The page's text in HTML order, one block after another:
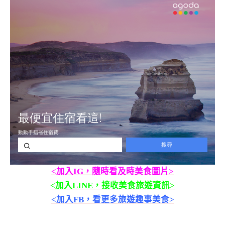
<加入IG，隨時看及時美食圖片>
<加入LINE，接收美食旅遊資訊>
<加入FB，看更多旅遊趣事美食>